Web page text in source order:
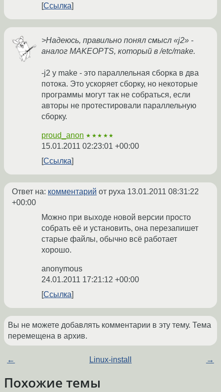
Ссылка
>Надеюсь, правильно понял смысл «j2» -
аналог MAKEOPTS, который в /etc/make.
-j2 у make - это параллельная сборка в два
потока. Это ускоряет сборку, но некоторые
программы могут так не собраться, если
авторы не протестировали параллельную
сборку.
proud_anon ★★★★★
15.01.2011 02:23:01 +00:00
Ссылка
Ответ на: комментарий от pyxa 13.01.2011 08:31:22
+00:00
Можно при выходе новой версии просто
собрать её и установить, она перезапишет
старые файлы, обычно всё работает
хорошо.
anonymous
24.01.2011 17:21:12 +00:00
Ссылка
Вы не можете добавлять комментарии в эту тему. Тема
перемещена в архив.
← Linux-install →
Похожие темы